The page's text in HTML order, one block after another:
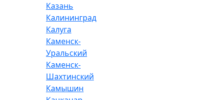
Казань
Калининград
Калуга
Каменск-
Уральский
Каменск-
Шахтинский
Камышин